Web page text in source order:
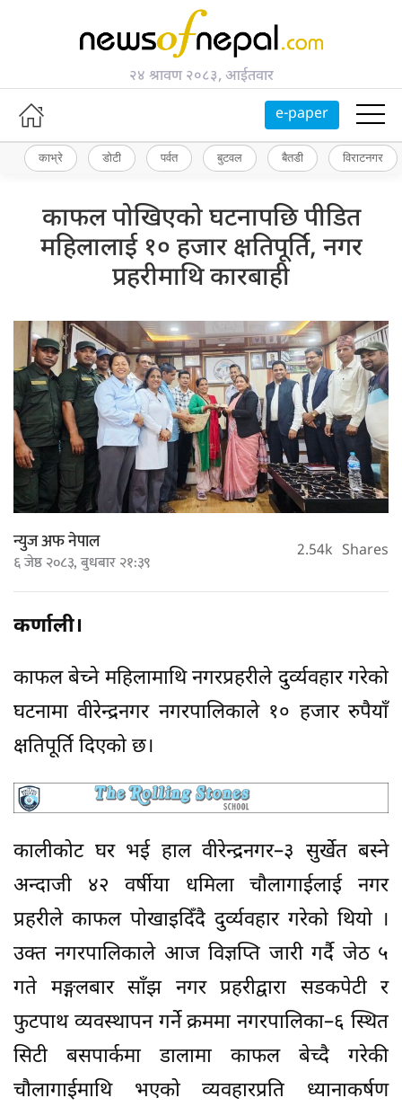
२४ श्रावण २०८३, आईतवार
e-paper
काभ्रे डोटी पर्वत बुटवल बैतडी विराटनगर
काफल पोखिएको घटनापछि पीडित
महिलालाई १० हजार क्षतिपूर्ति, नगर
प्रहरीमाथि कारबाही
न्युज अफ नेपाल
६ जेष्ठ २०८३, बुधबार २१:३९ 2.54k Shares
कर्णाली।
काफल बेच्ने महिलामाथि नगरप्रहरीले दुर्व्यवहार गरेको
घटनामा वीरेन्द्रनगर नगरपालिकाले १० हजार रुपैयाँ
क्षतिपूर्ति दिएको छ।
कालीकोट घर भई हाल वीरेन्द्रनगर–३ सुर्खेत बस्ने
अन्दाजी ४२ वर्षीया धमिला चौलागाईलाई नगर
प्रहरीले काफल पोखाइदिँदै दुर्व्यवहार गरेको थियो ।
उक्त नगरपालिकाले आज विज्ञप्ति जारी गर्दै जेठ ५
गते मङ्गलबार साँझ नगर प्रहरीद्वारा सडकपेटी र
फुटपाथ व्यवस्थापन गर्ने क्रममा नगरपालिका–६ स्थित
सिटी बसपार्कमा डालामा काफल बेच्दै गरेकी
चौलागाईमाथि भएको व्यवहारप्रति ध्यानाकर्षण